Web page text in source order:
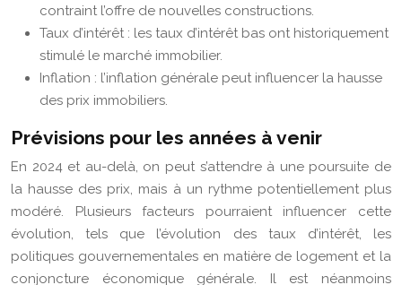
contraint l’offre de nouvelles constructions.
Taux d’intérêt : les taux d’intérêt bas ont historiquement
stimulé le marché immobilier.
Inflation : l’inflation générale peut influencer la hausse
des prix immobiliers.
Prévisions pour les années à venir
En 2024 et au-delà, on peut s’attendre à une poursuite de
la hausse des prix, mais à un rythme potentiellement plus
modéré. Plusieurs facteurs pourraient influencer cette
évolution, tels que l’évolution des taux d’intérêt, les
politiques gouvernementales en matière de logement et la
conjoncture économique générale. Il est néanmoins